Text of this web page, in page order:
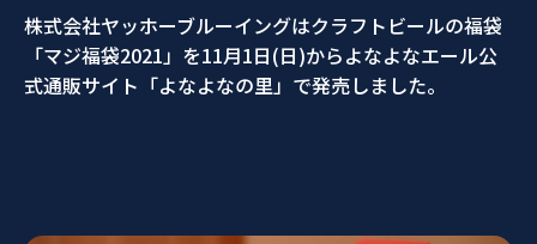
株式会社ヤッホーブルーイングはクラフトビールの福袋
「マジ福袋2021」を11月1日(日)からよなよなエール公
式通販サイト「よなよなの里」で発売しました。